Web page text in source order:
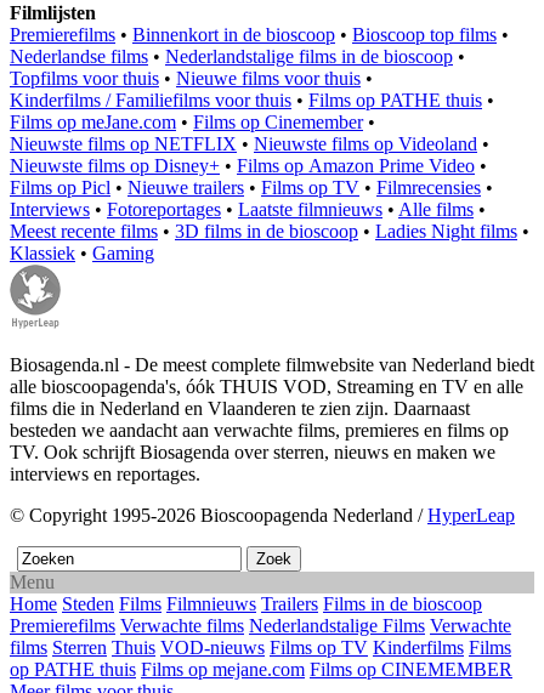
Filmlijsten
Premierefilms • Binnenkort in de bioscoop • Bioscoop top films •
Nederlandse films • Nederlandstalige films in de bioscoop •
Topfilms voor thuis • Nieuwe films voor thuis •
Kinderfilms / Familiefilms voor thuis • Films op PATHE thuis •
Films op meJane.com • Films op Cinemember•
Nieuwste films op NETFLIX • Nieuwste films op Videoland •
Nieuwste films op Disney+ • Films op Amazon Prime Video •
Films op Picl • Nieuwe trailers • Films op TV • Filmrecensies •
Interviews • Fotoreportages • Laatste filmnieuws • Alle films •
Meest recente films • 3D films in de bioscoop • Ladies Night films •
Klassiek • Gaming
Biosagenda.nl - De meest complete filmwebsite van Nederland biedt
alle bioscoopagenda's, óók THUIS VOD, Streaming en TV en alle
films die in Nederland en Vlaanderen te zien zijn. Daarnaast
besteden we aandacht aan verwachte films, premieres en films op
TV. Ook schrijft Biosagenda over sterren, nieuws en maken we
interviews en reportages.
© Copyright 1995-2026 Bioscoopagenda Nederland /HyperLeap
Menu
Home Steden Films Filmnieuws Trailers Films in de bioscoop
Premierefilms Verwachte films Nederlandstalige Films Verwachte
films Sterren Thuis VOD-nieuws Films op TV Kinderfilms Films
op PATHE thuis Films op mejane.com Films op CINEMEMBER